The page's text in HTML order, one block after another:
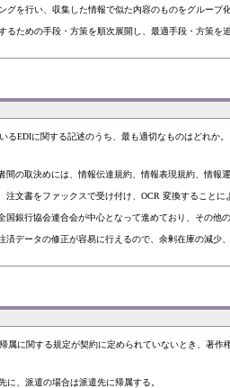
グを行い、収集した情報で似た内容のものをグループ
るための手段・方策を順次展開し、最適手段・方策を
るEDIに関する記述のうち、最も適切なものはどれ
間の取決めには、情報伝達規約、情報表現規約、情報
注文書をファックスで受け付け、OCR 変換すること
国銀行協会連合会が中心となって進めており、その他
済データの修正が容易に行えるので、余剰在庫の減少
属に関する規定が契約に定められていないとき、著
に、派遣の場合は派遣先に帰属する。